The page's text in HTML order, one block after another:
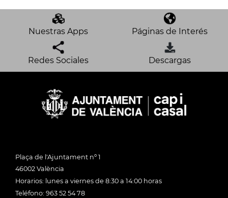
Nuestras Apps Páginas de Interés
Redes Sociales Descargas
Plaça de l'Ajuntament nº 1
46002 València
Horarios: lunes a viernes de 8:30 a 14:00 horas
Teléfono: 963 52 54 78